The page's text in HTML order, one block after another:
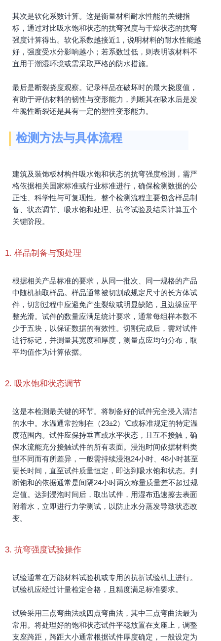
其次是软化系数计算。这是衡量材料耐水性能的关键指
标，通过对比吸水饱和状态的抗弯强度与干燥状态的抗弯
强度计算得出。软化系数越接近1，说明材料的耐水性能越
好，强度受水分影响越小；若系数过低，则表明该材料不
宜用于潮湿环境或需采取严格的防水措施。
最后是断裂挠度观察。记录样品在破坏时的最大挠度值，
有助于评估材料的韧性与变形能力，判断其在吸水后是发
生脆性断裂还是具有一定的塑性变形能力。
检测方法与具体流程
建筑及装饰板材构件吸水饱和状态的抗弯强度检测，需严
格依据相关国家标准或行业标准进行，确保检测数据的公
正性、科学性与可复现性。整个检测流程主要包含样品制
备、状态调节、吸水饱和处理、抗弯试验及结果计算五个
关键阶段。
1. 样品制备与预处理
根据相关产品标准的要求，从同一批次、同一规格的产品
中随机抽取样品。样品通常被切割成规定尺寸的长方体试
件，切割过程中应避免产生裂纹或明显缺陷，且边缘应平
整光滑。试件的数量应满足统计要求，通常每组样本数不
少于五块，以保证数据的有效性。切割完成后，需对试件
进行标记，并测量其宽度和厚度，测量点应均匀分布，取
平均值作为计算依据。
2. 吸水饱和状态调节
这是本检测最关键的环节。将制备好的试件完全浸入清洁
的水中。水温通常控制在（23±2）℃或标准规定的特定温
度范围内。试件应保持垂直或水平状态，且互不接触，确
保水流能充分接触试件的所有表面。浸泡时间依据材料类
型不同而有所差异，一般需持续浸泡24小时、48小时甚至
更长时间，直至试件质量恒定，即达到吸水饱和状态。判
断饱和的依据通常是间隔24小时两次称量质量差不超过规
定值。达到浸泡时间后，取出试件，用湿布迅速擦去表面
附着水，立即进行力学测试，以防止水分蒸发导致状态改
变。
3. 抗弯强度试验操作
试验通常在万能材料试验机或专用的抗折试验机上进行。
试验机应经过计量检定合格，且精度满足标准要求。
试验采用三点弯曲法或四点弯曲法，其中三点弯曲法最为
常用。将处理好的饱和状态试件平稳放置在支座上，调整
支座跨距，跨距大小通常根据试件厚度确定，一般设定为